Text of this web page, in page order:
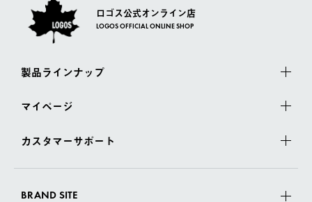
ロゴス公式オンライン店
LOGOS OFFICIAL ONLINE SHOP
製品ラインナップ
マイページ
カスタマーサポート
BRAND SITE